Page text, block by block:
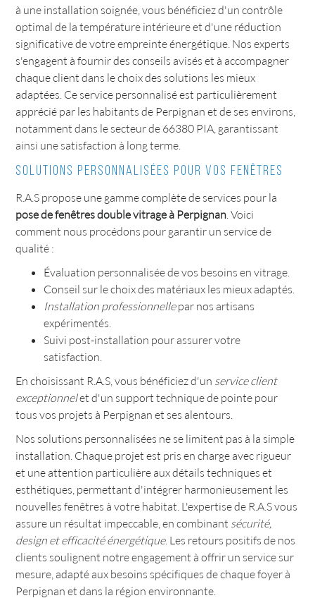
à une installation soignée, vous bénéficiez d'un contrôle
optimal de la température intérieure et d'une réduction
significative de votre empreinte énergétique. Nos experts
s'engagent à fournir des conseils avisés et à accompagner
chaque client dans le choix des solutions les mieux
adaptées. Ce service personnalisé est particulièrement
apprécié par les habitants de Perpignan et de ses environs,
notamment dans le secteur de 66380 PIA, garantissant
ainsi une satisfaction à long terme.
Solutions personnalisées pour vos fenêtres
R.A.S propose une gamme complète de services pour la
pose de fenêtres double vitrage à Perpignan . Voici
comment nous procédons pour garantir un service de
qualité :
Évaluation personnalisée de vos besoins en vitrage.
Conseil sur le choix des matériaux les mieux adaptés.
Installation professionnellepar nos artisans
expérimentés.
Suivi post-installation pour assurer votre
satisfaction.
En choisissant R.A.S, vous bénéficiez d'un service client
exceptionnelet d'un support technique de pointe pour
tous vos projets à Perpignan et ses alentours.
Nos solutions personnalisées ne se limitent pas à la simple
installation. Chaque projet est pris en charge avec rigueur
et une attention particulière aux détails techniques et
esthétiques, permettant d'intégrer harmonieusement les
nouvelles fenêtres à votre habitat. L'expertise de R.A.S vous
assure un résultat impeccable, en combinant sécurité,
design et efficacité énergétique. Les retours positifs de nos
clients soulignent notre engagement à offrir un service sur
mesure, adapté aux besoins spécifiques de chaque foyer à
Perpignan et dans la région environnante.